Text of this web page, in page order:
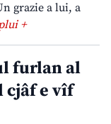
grazie a lui, a
+
furlan al
cjâf e vîf